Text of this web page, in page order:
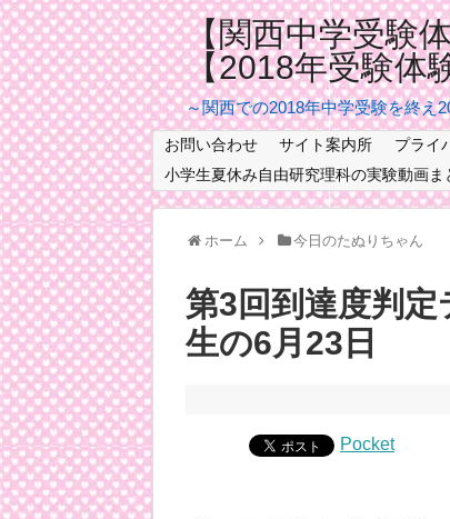
【関西中学受験
【2018年受験体
～関西での2018年中学受験を終え
お問い合わせ サイト案内所 プライ
小学生夏休み自由研究理科の実験動画
ホーム 今日のたぬりちゃん
第3回到達度判
生の6月23日
Pocket